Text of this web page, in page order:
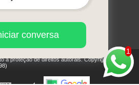
à proteção de direitos autorais. Copyright©
1
conversa